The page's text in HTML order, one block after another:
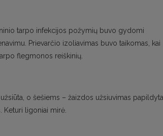
tarpo infekcijos požymių buvo gydomi
Prievarčio izoliavimas buvo taikomas, kai
flegmonos reiškinių.
o šešiems – žaizdos užsiuvimas
Keturi ligoniai mirė.